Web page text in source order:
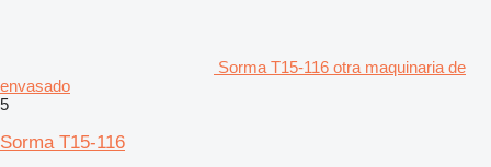
Sorma T15-116 otra maquinaria de
envasado
5
Sorma T15-116